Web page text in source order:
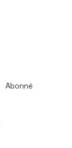
Abonné